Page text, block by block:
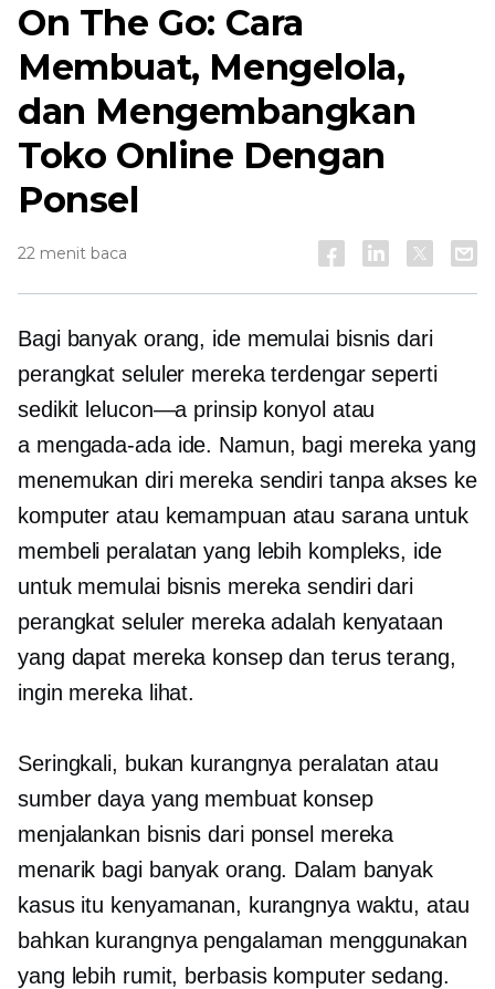
On The Go: Cara
Membuat, Mengelola,
dan Mengembangkan
Toko Online Dengan
Ponsel
22 menit baca
Bagi banyak orang, ide memulai bisnis dari
perangkat seluler mereka terdengar seperti
sedikit lelucon—a prinsip konyol atau
a mengada-adaide. Namun, bagi mereka yang
menemukan diri mereka sendiri tanpa akses ke
komputer atau kemampuan atau sarana untuk
membeli peralatan yang lebih kompleks, ide
untuk memulai bisnis mereka sendiri dari
perangkat seluler mereka adalah kenyataan
yang dapat mereka konsep dan terus terang,
ingin mereka lihat.
Seringkali, bukan kurangnya peralatan atau
sumber daya yang membuat konsep
menjalankan bisnis dari ponsel mereka
menarik bagi banyak orang. Dalam banyak
kasus itu kenyamanan, kurangnya waktu, atau
bahkan kurangnya pengalaman menggunakan
yang lebih rumit, berbasis komputersedang.